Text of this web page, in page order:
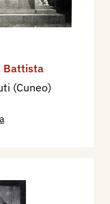
Battista
(Cuneo)